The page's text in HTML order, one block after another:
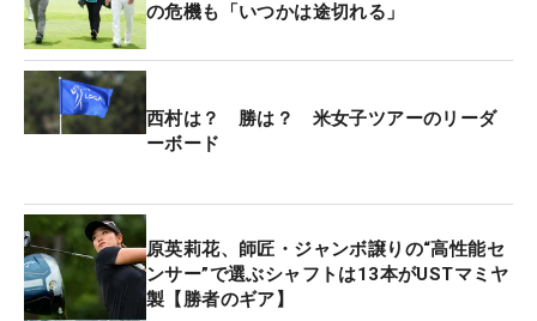
並ぶ首位と3打差で終えることができた。「明日に
向けて最後は大きい」とうなずいた。
レギュラーツアーでは31勝を挙げる永久シード選
手。1997年から続く賞金シードは25季連続。尾崎
月に50歳となり、レギュラーとシニアを掛け持ちし
て出場している。
目下の目標は海外シニアメジャーでの優勝だ。日本
の危機も「いつかは途切れる」
西村は？ 勝は？ 米女子ツアーのリーダ
ーボード
原英莉花、師匠・ジャンボ譲りの“高性能セ
ンサー”で選ぶシャフトは13本がUSTマミヤ
製【勝者のギア】